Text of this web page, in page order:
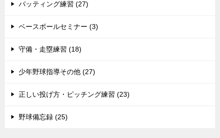
バッティング練習 (27)
ベースボールセミナー (3)
守備・走塁練習 (18)
少年野球指導その他 (27)
正しい投げ方・ピッチング練習 (23)
野球備忘録 (25)